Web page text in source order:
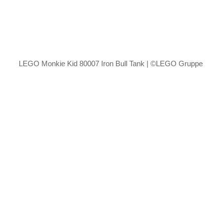
LEGO Monkie Kid 80007 Iron Bull Tank | ©LEGO Gruppe